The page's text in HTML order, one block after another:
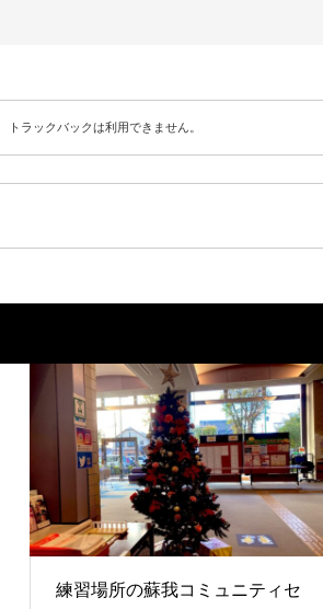
トラックバックは利用できません。
練習場所の蘇我コミュニティセ